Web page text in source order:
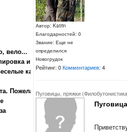
Автор: Katrin
Благодарностей: 0
Звание: Еще не
определился
Новогрудок
Рейтинг: 0Комментариев: 4
Пуговицы, пряжки
вело...
и снаряжение
картинки
Пожелания, замечания.